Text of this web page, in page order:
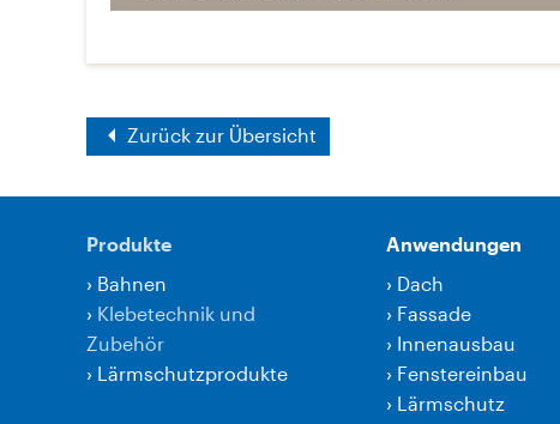
Zurück zur Übersicht
Produkte
› Bahnen
› Klebetechnik und
Zubehör
› Lärmschutzprodukte
Anwendungen
› Dach
› Fassade
› Innenausbau
› Fenstereinbau
› Lärmschutz